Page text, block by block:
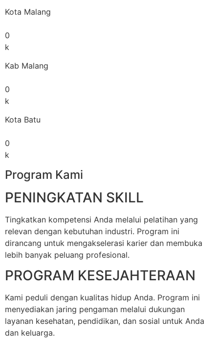
Kota Malang
0
k
Kab Malang
0
k
Kota Batu
0
k
Program Kami
PENINGKATAN SKILL
Tingkatkan kompetensi Anda melalui pelatihan yang
relevan dengan kebutuhan industri. Program ini
dirancang untuk mengakselerasi karier dan membuka
lebih banyak peluang profesional.
PROGRAM KESEJAHTERAAN
Kami peduli dengan kualitas hidup Anda. Program ini
menyediakan jaring pengaman melalui dukungan
layanan kesehatan, pendidikan, dan sosial untuk Anda
dan keluarga.